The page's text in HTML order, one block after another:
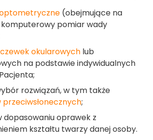
(obejmujące na
komputerowy pomiar wady
okularowych lub
na podstawie indywidualnych
rozwiązań, w tym także
;
dopasowaniu oprawek z
kształtu twarzy danej osoby.